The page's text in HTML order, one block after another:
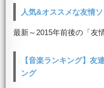
人気&オススメな友情
最新～2015年前後の「友
【音楽ランキング】友
ング